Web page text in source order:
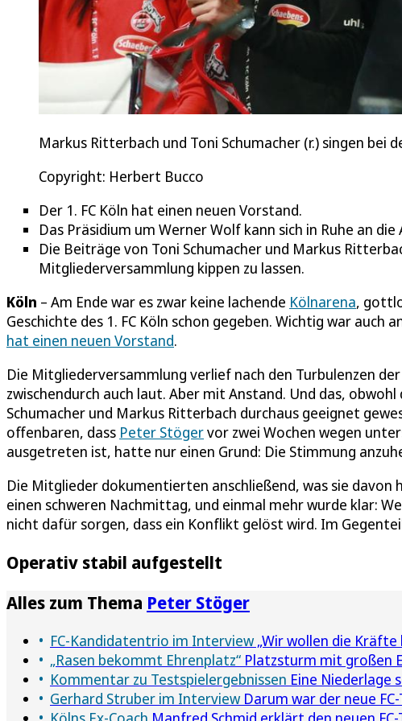
Markus Ritterbach und Toni Schumacher (r.) singen bei
Copyright: Herbert Bucco
Der 1. FC Köln hat einen neuen Vorstand.
Das Präsidium um Werner Wolf kann sich in Ruhe an
Die Beiträge von Toni Schumacher und Markus
Mitgliederversammlung kippen zu lassen.
Köln – Am Ende war es zwar keine lachende Kölnarena,
Geschichte des 1. FC Köln schon gegeben. Wichtig war auch
hat einen neuen Vorstand.
Die Mitgliederversammlung verlief nach den Turbulenzen
zwischendurch auch laut. Aber mit Anstand. Und das,
Schumacher und Markus Ritterbach durchaus geeignet
offenbaren, dass Peter Stögervor zwei Wochen wegen
ausgetreten ist, hatte nur einen Grund: Die Stimmung
Die Mitglieder dokumentierten anschließend, was sie davon
einen schweren Nachmittag, und einmal mehr wurde klar:
nicht dafür sorgen, dass ein Konflikt gelöst wird. Im
Operativ stabil aufgestellt
Alles zum Thema Peter Stöger
FC-Kandidatentrio im Interview „Wir wollen die Kräfte
„Rasen bekommt Ehrenplatz“ Platzsturm mit großen
Kommentar zu Testspielergebnissen Eine Niederlage
Gerhard Struber im Interview Darum war der neue